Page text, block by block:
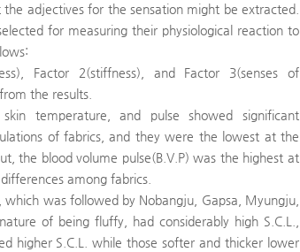
adjectives for the sensation might be extracted.
for measuring their physiological reaction to
Factor 2(stiffness), and Factor 3(senses of
the results.
temperature, and pulse showed significant
of fabrics, and they were the lowest at the
the blood volume pulse(B.V.P) was the highest at
among fabrics.
was followed by Nobangju, Gapsa, Myungju,
of being fluffy, had considerably high S.C.L.,
higher S.C.L. while those softer and thicker lower